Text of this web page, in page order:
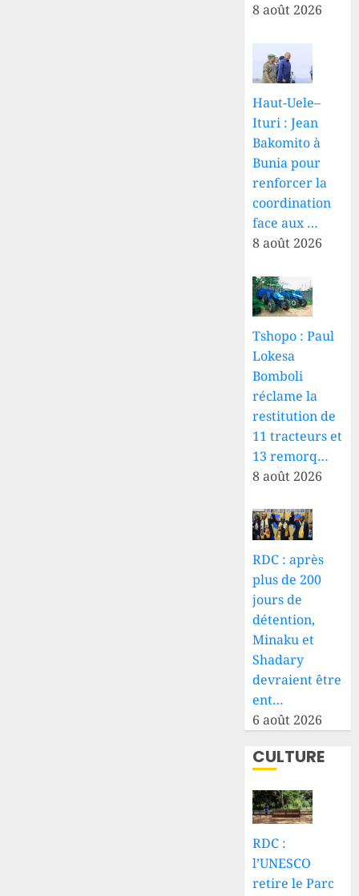
8 août 2026
Haut-Uele–
Ituri : Jean
Bakomito à
Bunia pour
renforcer la
coordination
face aux …
8 août 2026
Tshopo : Paul
Lokesa
Bomboli
réclame la
restitution de
11 tracteurs et
13 remorq…
8 août 2026
RDC : après
plus de 200
jours de
détention,
Minaku et
Shadary
devraient être
ent…
6 août 2026
CULTURE
RDC :
l’UNESCO
retire le Parc